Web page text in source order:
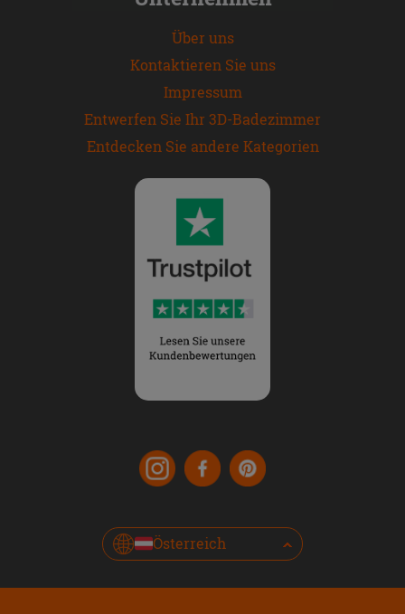
Über uns
Kontaktieren Sie uns
Impressum
Entwerfen Sie Ihr 3D-Badezimmer
Entdecken Sie andere Kategorien
Österreich